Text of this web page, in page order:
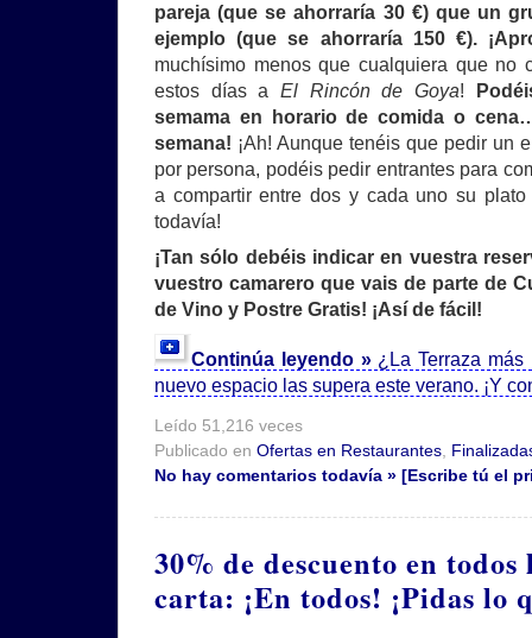
pareja (que se ahorraría 30 €) que un
ejemplo (que se ahorraría 150 €).
muchísimo menos que cualquiera que no
estos días a El Rincón de Goya!
semama en horario de comida o
semana! ¡Ah! Aunque tenéis que pedir un
por persona, podéis pedir entrantes para
a compartir entre dos y cada uno su plato
todavía!
¡Tan sólo debéis indicar en vuestra
vuestro camarero que vais de parte de
de Vino y Postre Gratis! ¡Así de fácil!
Continúa leyendo » ¿La Terraza
nuevo espacio las supera este verano. ¡Y
Leído 51,216 veces
Publicado en Ofertas en Restaurantes
No hay comentarios todavía » [Escribe tú el
30% de descuento en
carta: ¡En todos! ¡Pidas lo